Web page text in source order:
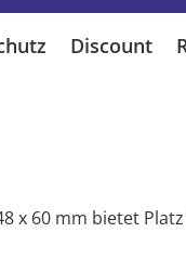
Discount
x 60 mm bietet